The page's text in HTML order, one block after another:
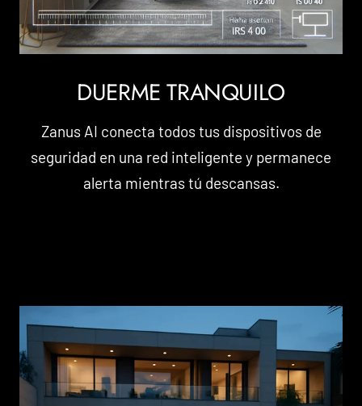
DUERME TRANQUILO
Zanus AI conecta todos tus dispositivos de
seguridad en una red inteligente y permanece
alerta mientras tú descansas.